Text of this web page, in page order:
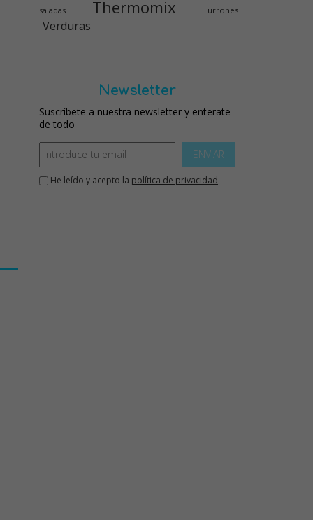
saladas
Thermomix Turrones
Verduras
Newsletter
Suscríbete a nuestra newsletter y enterate
de todo
ENVIAR
He leído y acepto la política de privacidad